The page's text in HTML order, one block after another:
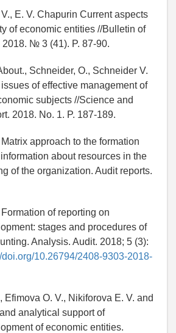
E. V. Chapurin Current aspects
of economic entities //Bulletin of
2018. № 3 (41). P. 87-90.
Schneider, O., Schneider V.
of effective management of
subjects //Science and
2018. No. 1. P. 187-189.
approach to the formation
about resources in the
of the organization. Audit reports.
of reporting on
stages and procedures of
Analysis. Audit. 2018; 5 (3):
doi.org/10.26794/2408-9303-2018-
Efimova O. V., Nikiforova E. V. and
analytical support of
of economic entities.